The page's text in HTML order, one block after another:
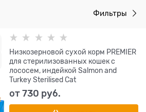
Фильтры
Низкозерновой сухой корм PREMIER
для стерилизованных кошек с
лососем, индейкой Salmon and
Turkey Sterilised Cat
от730 руб.